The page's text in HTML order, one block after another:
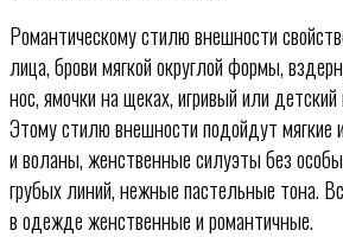
Романтическому стилю внешности
лица, брови мягкой округлой формы,
нос, ямочки на щеках, игривый или детский
Этому стилю внешности подойдут мягкие
и воланы, женственные силуэты без
грубых линий, нежные пастельные тона.
в одежде женственные и романтичные.